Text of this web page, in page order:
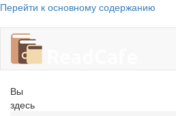
Перейти к основному содержанию
Вы
здесь